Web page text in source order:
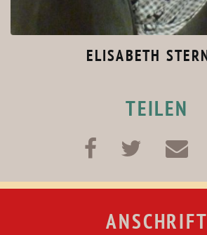
ELISABETH
TEILEN
ANSCHRIFT